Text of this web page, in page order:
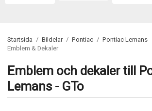
Startsida / Bildelar / Pontiac / Pontiac Lemans -
Emblem & Dekaler
Emblem och dekaler till
Lemans - GTo